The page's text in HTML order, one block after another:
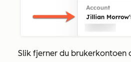
Slik fjerner du brukerkontoen